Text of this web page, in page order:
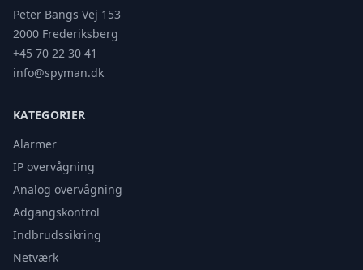
Peter Bangs Vej 153
2000 Frederiksberg
+45 70 22 30 41
info@spyman.dk
KATEGORIER
Alarmer
IP overvågning
Analog overvågning
Adgangskontrol
Indbrudssikring
Netværk